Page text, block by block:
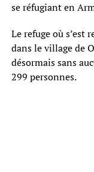
se réfugiant en
Le refuge où s’est
dans le village de
désormais sans
299 personnes.